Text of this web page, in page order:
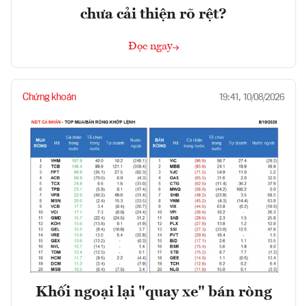
chưa cải thiện rõ rệt?
Đọc ngay
Chứng khoán 19:41, 10/08/2026
Khối ngoại lại "quay xe" bán ròng